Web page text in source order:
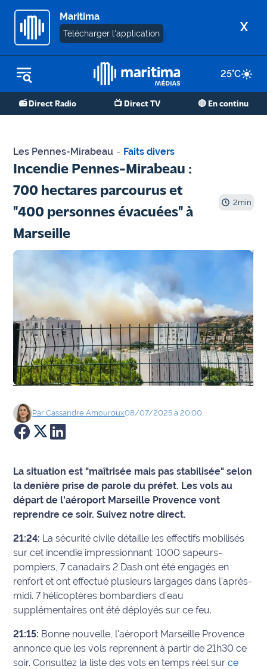
Maritima
Télécharger l'application X
25°C
📻 Direct Radio 📺 Direct TV 🔴 En continu
REPLAY RADIO
REPLAY TV
Martigues
de Berre
Marseille
- Aix
Faits
divers
Sports
Société
Culture
Éducation
Emploi
Info
route
Justice
Météo
Les Pennes-Mirabeau - Faits divers
Incendie Pennes-Mirabeau :
700 hectares parcourus et
"400 personnes évacuées" à
Marseille
2min
ParCassandre Amouroux08/07/2025 à 20:00
La situation est "maîtrisée mais pas stabilisée" selon
la denière prise de parole du préfet. Les vols au
départ de l'aéroport Marseille Provence vont
reprendre ce soir. Suivez notre direct.
21:24: La sécurité civile détaille les effectifs mobilisés
sur cet incendie impressionnant:1000 sapeurs-
pompiers, 7 canadairs 2 Dashont été engagés en
renfort et ont effectué plusieurs largages dans l’après-
midi.7 hélicoptères bombardiers d'eau
supplémentaires ont été déployés sur ce feu.
21:15: Bonne nouvelle, l'aéroport Marseille Provence
annonce que les vols reprennent à partir de 21h30 ce
soir. Consultez la liste des vols en temps réel surce